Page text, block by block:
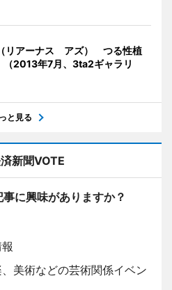
リアーナス アズ） つる性植
2013年7月、3ta2ギャラリ
と見る
新聞VOTE
に興味がありますか？
美術などの芸術関係イベン